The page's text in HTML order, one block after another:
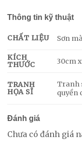
Thông tin kỹ thuật
CHẤT LIỆU Sơn
KÍCH
THƯỚC
30cm
TRANH
HỌA SĨ
Tranh
quyền
Đánh giá
Chưa có đánh giá